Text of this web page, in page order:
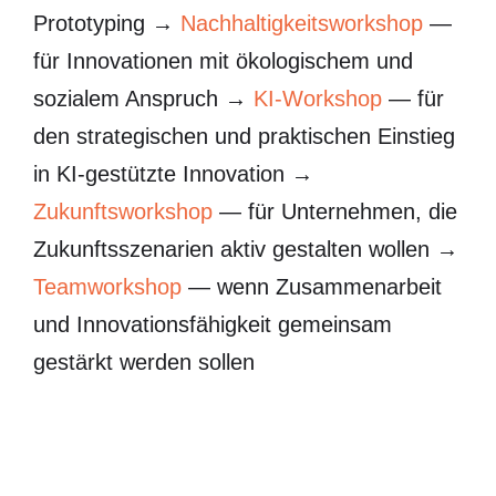
Prototyping → Nachhaltigkeitsworkshop —
für Innovationen mit ökologischem und
sozialem Anspruch → KI-Workshop — für
den strategischen und praktischen Einstieg
in KI-gestützte Innovation →
Zukunftsworkshop — für Unternehmen, die
Zukunftsszenarien aktiv gestalten wollen →
Teamworkshop — wenn Zusammenarbeit
und Innovationsfähigkeit gemeinsam
gestärkt werden sollen